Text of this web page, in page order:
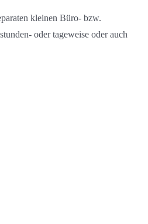
kleinen Büro- bzw.
oder tageweise oder auch